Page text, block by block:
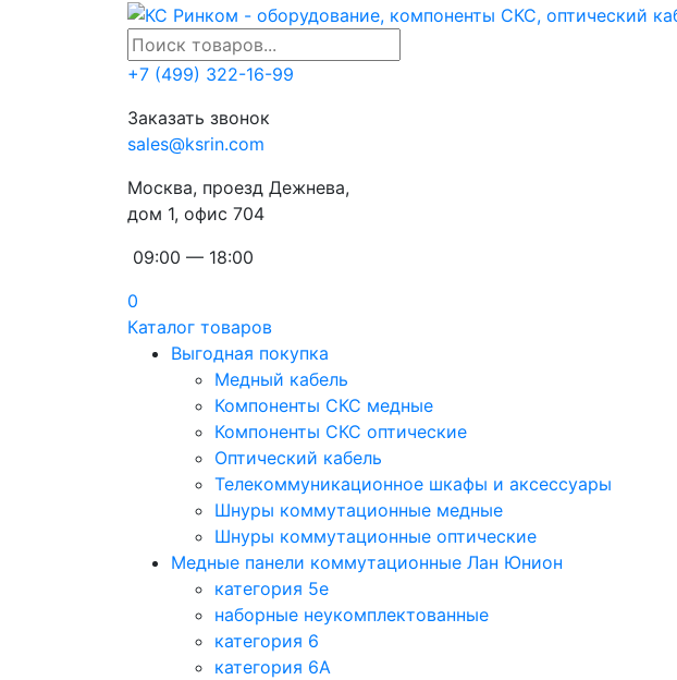
+7 (499) 322-16-99
Заказать звонок
sales@ksrin.com
Москва, проезд Дежнева,
дом 1, офис 704
09:00 — 18:00
0
Каталог товаров
Выгодная покупка
Медный кабель
Компоненты СКС медные
Компоненты СКС оптические
Оптический кабель
Телекоммуникационное шкафы и аксессуары
Шнуры коммутационные медные
Шнуры коммутационные оптические
Медные панели коммутационные Лан Юнион
категория 5e
наборные неукомплектованные
категория 6
категория 6A